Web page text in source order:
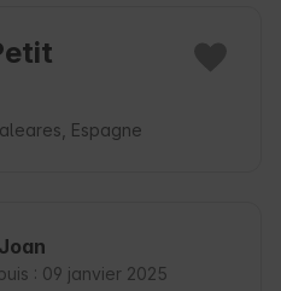
Espagne
: 09 janvier 2025